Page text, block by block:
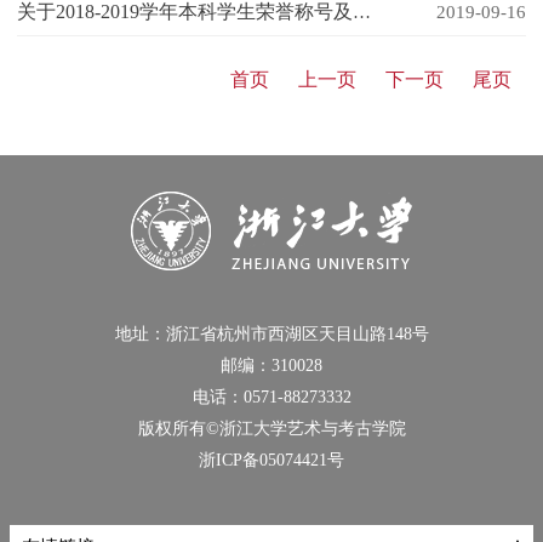
关于2018-2019学年本科学生荣誉称号及奖学金参评名单的说明和公示通知 2019-09-16
首页 上一页 下一页 尾页
地址：浙江省杭州市西湖区天目山路148号
邮编：310028
电话：0571-88273332
版权所有©浙江大学艺术与考古学院
浙ICP备05074421号